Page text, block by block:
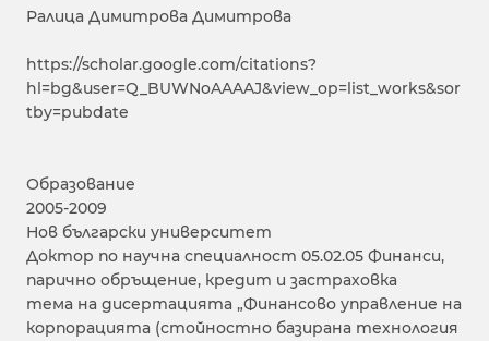
Ралица Димитрова Димитрова
https://scholar.google.com/citations?
hl=bg&user=Q_BUWNoAAAAJ&view_op=list_works&sor
tby=pubdate
Образование
2005-2009
Нов български университет
Доктор по научна специалност 05.02.05 Финанси,
парично обръщение, кредит и застраховка
тема на дисертацията „Финансово управление на
корпорацията (стойностно базирана технология